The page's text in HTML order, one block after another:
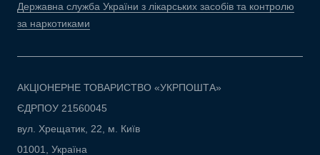
Державна служба України з лікарських засобів та контролю
за наркотиками
АКЦІОНЕРНЕ ТОВАРИСТВО «УКРПОШТА»
ЄДРПОУ 21560045
вул. Хрещатик, 22, м. Київ
01001, Україна